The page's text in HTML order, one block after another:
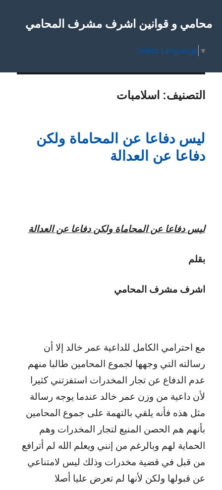
محامي و قوانين اشرف مشرف المحامي
Select Language ▼
التصنيف: اسلامبات
ليس دفاعا عن المحاماة ولكن
دفاعا عن العدالة
ليس دفاعا عن المحاماة ولكن دفاعا عن العدالة
بقلم
اشرف مشرف المحامي
مع احترامي الكامل للداعية عمر خالد إلا أن
رسالته التي وجهها لجموع المحامين طالبا منهم
عدم الدفاع عن تجار المخدرات استفزتني كثيرا
لأن داعية من وزن عمر خالد عندما يوجه رسالة
مثل هذه فأنه يلقي بالتهمة على جموع المحامين
بأنهم هم الحصن المنيع لتجار المخدرات وهم
الحماية لهم وبالرغم من إنني ويعلم الله لم أترافع
من قبل في قضية مخدرات وذلك ليس لامتناعي
عن قبولها ولكن لأنها لم تعرض عليا أصلا